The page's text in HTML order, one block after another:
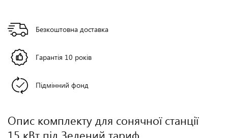
Безкоштовна доставка
Гарантія 10 років
Підмінний фонд
Опис комплекту для сонячної станції
15 кВт під Зелений тариф